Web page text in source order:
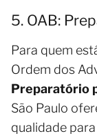
5. OAB:
Para quem
Ordem dos
Preparatório
São Paulo
qualidade